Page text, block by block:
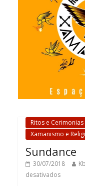
Ritos e Cerimonias
Xamanismo e
Sundance
30/07/2018
desativados